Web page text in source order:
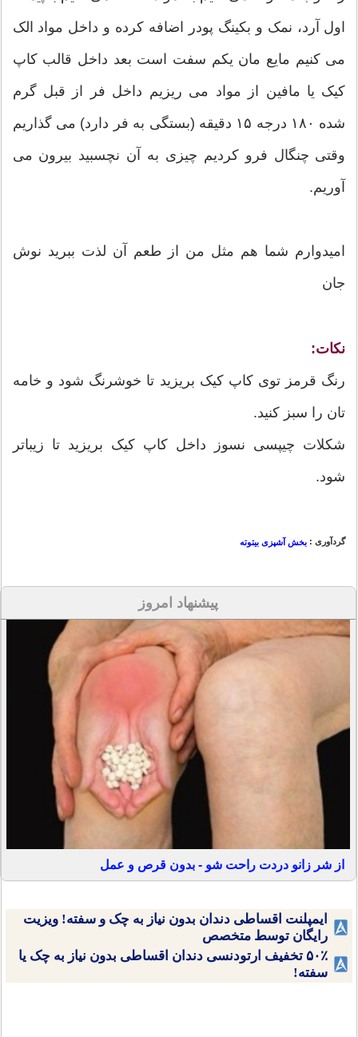
اول آرد، نمک و بکینگ پودر اضافه کرده و داخل مواد الک
می کنیم مایع مان یکم سفت است بعد داخل قالب کاپ
کیک یا مافین از مواد می ریزیم داخل فر از قبل گرم
شده ۱۸۰ درجه ۱۵ دقیقه (بستگی به فر دارد)‌ می گذاریم
وقتی چنگال فرو کردیم چیزی به آن نچسبید بیرون می
آوریم.
امیدوارم شما هم مثل من از طعم آن لذت ببرید نوش
جان
نکات:
رنگ قرمز توی کاپ کیک بریزید تا خوشرنگ شود و خامه
تان را سبز کنید.
شکلات چیپسی نسوز داخل کاپ کیک بریزید تا زیباتر
شود.
گردآوری : بخش آشپزی بیتوته
پیشنهاد امروز
از شر زانو دردت راحت شو - بدون قرص و عمل
ایمپلنت اقساطی دندان بدون نیاز به چک و سفته! ویزیت
رایگان توسط متخصص
۵۰٪ تخفیف ارتودنسی دندان اقساطی بدون نیاز به چک یا
سفته!